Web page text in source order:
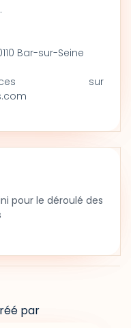
Bar-sur-Seine
sur
pour le déroulé des
par